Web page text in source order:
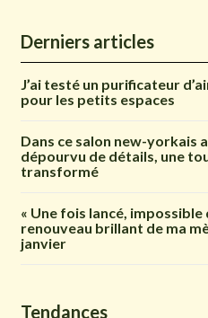
Derniers articles
J’ai testé un purificateur
pour les petits espaces
Dans ce salon new-yorkais
dépourvu de détails, une
transformé
« Une fois lancé, impossible
renouveau brillant de ma
janvier
Tendances